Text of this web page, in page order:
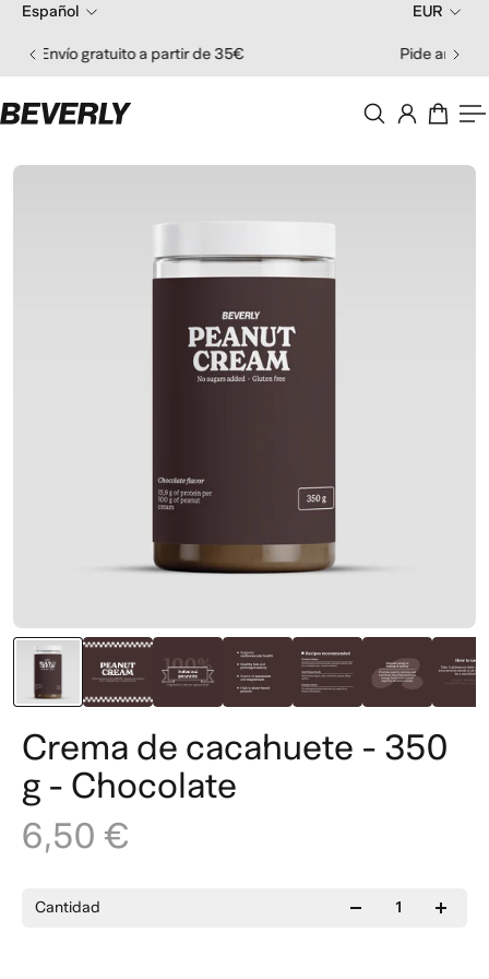
Envío gratuito a partir de 35€
Español EUR
Crema de cacahuete - 350
g - Chocolate
6,50 €
Cantidad